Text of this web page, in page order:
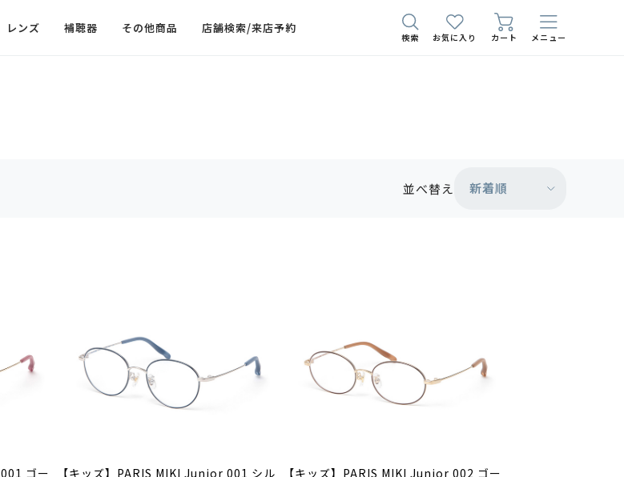
レンズ 補聴器 その他商品 店舗検索/来店予約
検索 お気に入り カート メニュー
並べ替え 新着順
ゴー
【キッズ】PARIS MIKI Junior 001 シル
【キッズ】PARIS MIKI Junior 002 ゴー